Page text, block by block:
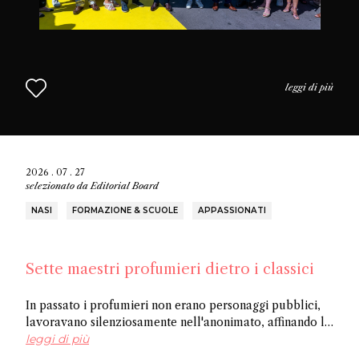
leggi di più
2026 . 07 . 27
selezionato daEditorial Board
NASI FORMAZIONE & SCUOLE APPASSIONATI
Sette maestri profumieri dietro i classici
In passato i profumieri non erano personaggi pubblici,
lavoravano silenziosamente nell'anonimato, affinando la
loro arte e creando opere senza ricevere riconoscimenti.
leggi di più